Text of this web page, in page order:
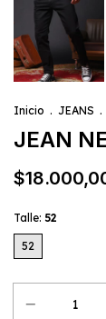
Inicio . JEANS .
JEAN
Talle: 52
52